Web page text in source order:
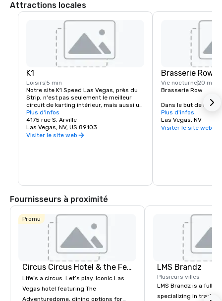
Attractions locales
K1
Loisirs 5 min
Notre site K1 Speed Las Vegas, près du
Strip, n'est pas seulement le meilleur
circuit de karting intérieur, mais aussi un
lieu de divertissement de renommée
mondiale conçu pour vous divertir et
vous divertir. Si vous voulez faire
l'expérience du karting en salle par vous-
Plus d'infos
4175 rue S. Arville
Las Vegas, NV, US 89103
Visiter le site web
Brasserie Row
Vie nocturne20 min
Brasserie Row
Dans le but de
de la bière
les villes du pays,
Brewery Row au
Plus d'infos
Las Vegas, NV
Visiter le site web
Fournisseurs à proximité
Promu
Circus Circus Hotel & the Festival Grounds
Life’s a circus. Let’s play. Iconic Las
Vegas hotel featuring The
Adventuredome, dining options for
LMS Brandz
Plusieurs villes
LMS Brandz is a full-
specializing in trade